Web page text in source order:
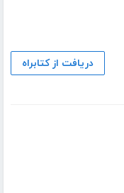
دریافت از کتابراه